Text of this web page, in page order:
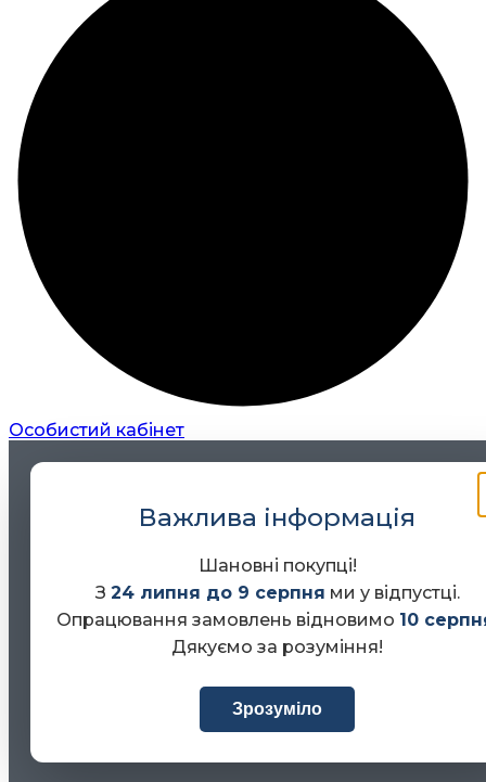
Особистий кабінет
Важлива інформація
Шановні покупці!
З 24 липня до 9 серпня ми у відпустці.
Опрацювання замовлень відновимо 10
Дякуємо за розуміння!
Зрозуміло